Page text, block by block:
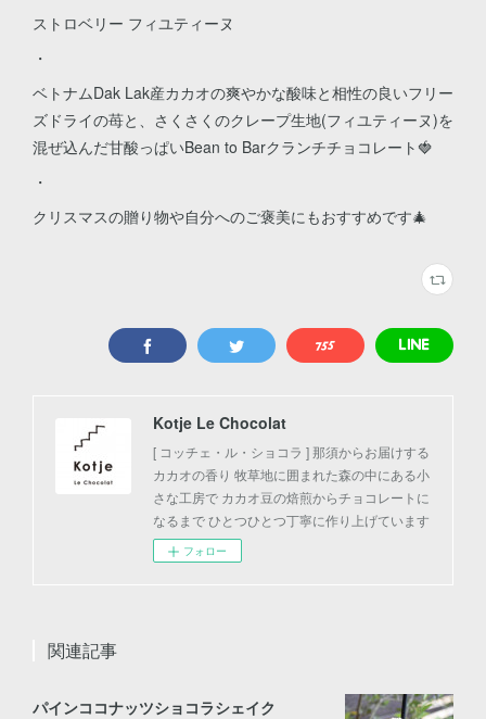
ストロベリー フィユティーヌ
・
ベトナムDak Lak産カカオの爽やかな酸味と相性の良いフリー
ズドライの苺と、さくさくのクレープ生地(フィユティーヌ)を
混ぜ込んだ甘酸っぱいBean to Barクランチチョコレート🍓
・
クリスマスの贈り物や自分へのご褒美にもおすすめです🎄
Kotje Le Chocolat
[ コッチェ・ル・ショコラ ] 那須からお届けする
カカオの香り 牧草地に囲まれた森の中にある小
さな工房で カカオ豆の焙煎からチョコレートに
なるまで ひとつひとつ丁寧に作り上げています
フォロー
関連記事
パインココナッツショコラシェイク